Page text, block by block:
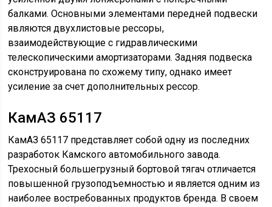
История модели КамАЗ 65117 началась в 2006 году.
Тогда бренд представил передовой грузовик с
высокой грузоподъемностью. Автомобиль
предлагался в нескольких комплектациях с
различными типами платформ (шасси, бортовые
платформы, фургон со стальной будкой и бортовые
тентовое покрытие). Позднее появились версии с
камера, специальная будка, погрузчик и другие
надстройки).
Внешне КамАЗ 65117 мало отличался от большинства
продуктов Камского автозавода. Модель получила